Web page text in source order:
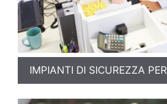
IMPIANTI DI SICUREZZA PER